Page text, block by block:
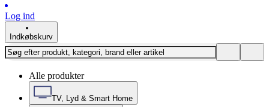
Log ind
Indkøbskurv
Alle produkter
TV, Lyd & Smart Home